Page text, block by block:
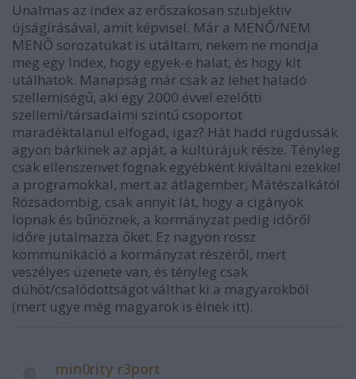
Unalmas az index az erőszakosan szubjektiv
újságirásával, amit képvisel. Már a MENŐ/NEM
MENŐ sorozatukat is utáltam, nekem ne mondja
meg egy Index, hogy egyek-e halat, és hogy kit
utálhatok. Manapság már csak az lehet haladó
szellemiségű, aki egy 2000 évvel ezelőtti
szellemi/társadalmi szintű csoportot
maradéktalanul elfogad, igaz? Hát hadd rúgdussák
agyon bárkinek az apját, a kultúrájuk része. Tényleg
csak ellenszenvet fognak egyébként kiváltani ezekkel
a programokkal, mert az átlagember, Mátészalkától
Rózsadombig, csak annyit lát, hogy a cigányok
lopnak és bűnöznek, a kormányzat pedig időről
időre jutalmazza őket. Ez nagyon rossz
kommunikáció a kormányzat részéről, mert
veszélyes üzenete van, és tényleg csak
dühöt/csalódottságot válthat ki a magyarokból
(mert ugye még magyarok is élnek itt).
min0rity r3port